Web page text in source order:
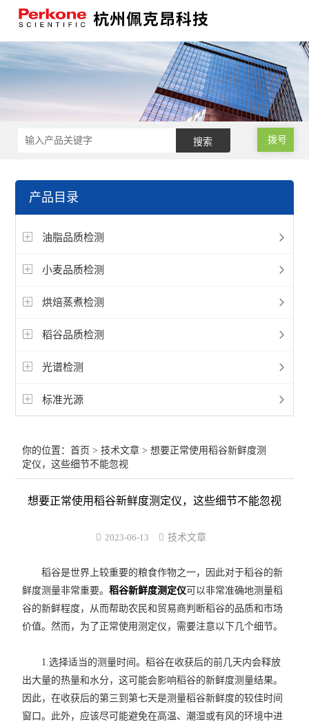
拨号
产品目录
油脂品质检测
小麦品质检测
烘焙蒸煮检测
稻谷品质检测
光谱检测
标准光源
你的位置：首页 >技术文章 > 想要正常使用稻谷新鲜度测
定仪，这些细节不能忽视
想要正常使用稻谷新鲜度测定仪，这些细节不能忽视
2023-06-13 技术文章
稻谷是世界上较重要的粮食作物之一，因此对于稻谷的新
鲜度测量非常重要。稻谷新鲜度测定仪可以非常准确地测量稻
谷的新鲜程度，从而帮助农民和贸易商判断稻谷的品质和市场
价值。然而，为了正常使用测定仪，需要注意以下几个细节。
1.选择适当的测量时间。稻谷在收获后的前几天内会释放
出大量的热量和水分，这可能会影响稻谷的新鲜度测量结果。
因此，在收获后的第三到第七天是测量稻谷新鲜度的较佳时间
窗口。此外，应该尽可能避免在高温、潮湿或有风的环境中进